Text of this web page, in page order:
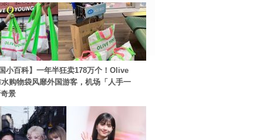
小百科】一年半狂卖178万个！Olive
购物袋风靡外国游客，机场「人手一
景